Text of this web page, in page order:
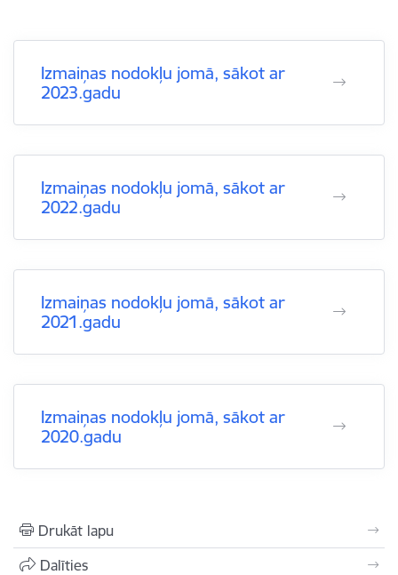
Izmaiņas nodokļu jomā, sākot ar
2023.gadu
Izmaiņas nodokļu jomā, sākot ar
2022.gadu
Izmaiņas nodokļu jomā, sākot ar
2021.gadu
Izmaiņas nodokļu jomā, sākot ar
2020.gadu
Drukāt lapu
Dalīties